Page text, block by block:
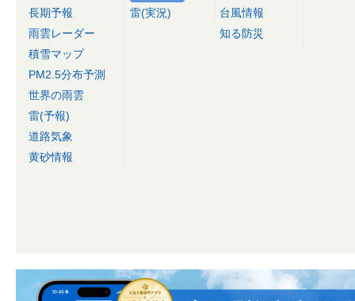
長期予報
雨雲レーダー
積雪マップ
PM2.5分布予測
世界の雨雲
雷(予報)
道路気象
黄砂情報
雷(実況)
台風情報
知る防災